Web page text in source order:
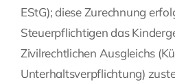
EStG); diese Zurechnung
Steuerpflichtigen das
Zivilrechtlichen Ausgleichs
Unterhaltsverpflichtung)